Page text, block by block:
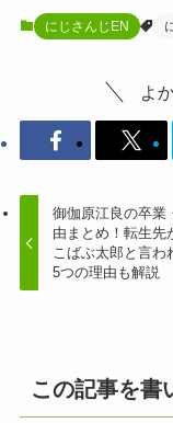
にじさんじEN
よ
御伽原江良の卒業
由まとめ！転生先
こばぶ太郎と言わ
5つの理由も解説
この記事を書